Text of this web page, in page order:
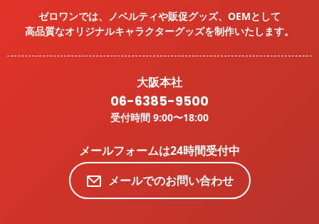
ゼロワンでは、ノベルティや販促グッズ、OEMとして
高品質なオリジナルキャラクターグッズを制作いたします。
大阪本社
06-6385-9500
受付時間 9:00〜18:00
メールフォームは24時間受付中
メールでのお問い合わせ